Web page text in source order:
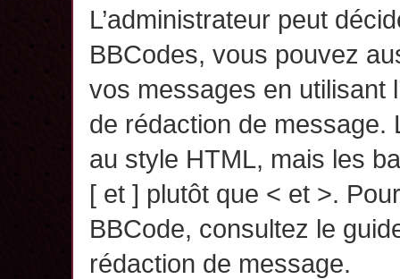
L’administrateur peut
BBCodes, vous pouvez
vos messages en utilisant
de rédaction de message.
au style HTML, mais les
[ et ] plutôt que < et >.
BBCode, consultez le
rédaction de message.